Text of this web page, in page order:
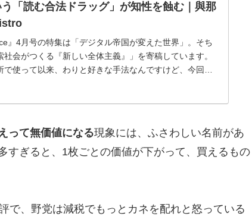
「読む合法ドラッグ」が知性を蝕む｜與那
』4月号の特集は「デジタル帝国が変えた世界」。そち
社会がつくる『新しい全体主義』」を寄稿しています。
で使って以来、わりと好きな手法なんですけど、今回も
って無価値になる現象には、ふさわしい名前があ
すぎると、1枚ごとの価値が下がって、買えるもの
で、野党は減税でもっとカネを配れと怒っている